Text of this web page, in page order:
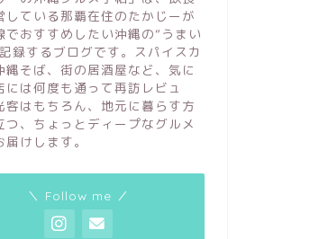
している那覇在住のたかじーが
でおすすめしたい沖縄の“うまい
録するブログです。スパイスカ
縄そば、街の居酒屋など、気に
には何度も通って再訪レビュ
客はもちろん、地元に暮らす方
つ、ちょっとディープなグルメ
けします。
＼ Follow me ／